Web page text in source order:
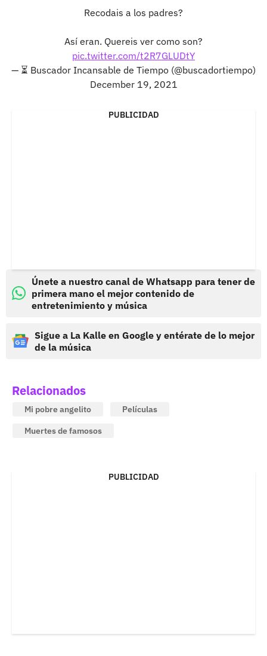
Recodais a los padres?
Así eran. Quereis ver como son?
pic.twitter.com/t2R7GLUDtY
— ⏳ Buscador Incansable de Tiempo (@buscadortiempo)
December 19, 2021
PUBLICIDAD
Únete a nuestro canal de Whatsapp para tener de
primera mano el mejor contenido de
entretenimiento y música
Sigue a La Kalle en Google y entérate de lo mejor
de la música
Relacionados
Mi pobre angelito
Películas
Muertes de famosos
PUBLICIDAD